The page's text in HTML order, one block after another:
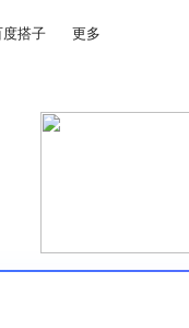
度搭子 更多